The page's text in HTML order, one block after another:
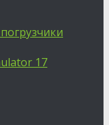
17